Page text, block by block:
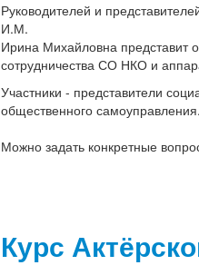
Руководителей и
И.М.
Ирина Михайловна представит
сотрудничества СО НКО и
Участники - представители
общественного самоуправления.
Можно задать конкретные
Курс